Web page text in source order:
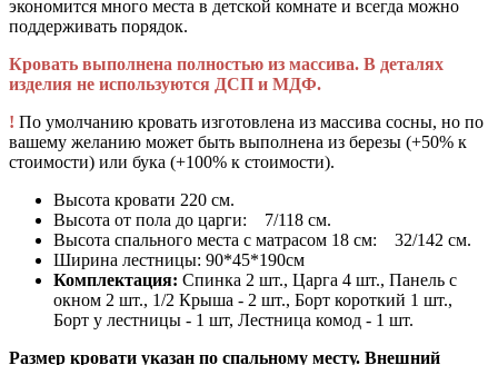
экономится много места в детской комнате и всегда можно
поддерживать порядок.
Кровать выполнена полностью из массива. В деталях
изделия не используются ДСП и МДФ.
! По умолчанию кровать изготовлена из массива сосны, но по
вашему желанию может быть выполнена из березы (+50% к
стоимости) или бука (+100% к стоимости).
Высота кровати 220 см.
Высота от пола до царги: 7/118 см.
Высота спального места с матрасом 18 см: 32/142 см.
Ширина лестницы: 90*45*190см
Комплектация: Спинка 2 шт., Царга 4 шт., Панель с
окном 2 шт., 1/2 Крыша - 2 шт., Борт короткий 1 шт.,
Борт у лестницы - 1 шт, Лестница комод - 1 шт.
Размер кровати указан по спальному месту. Внешний